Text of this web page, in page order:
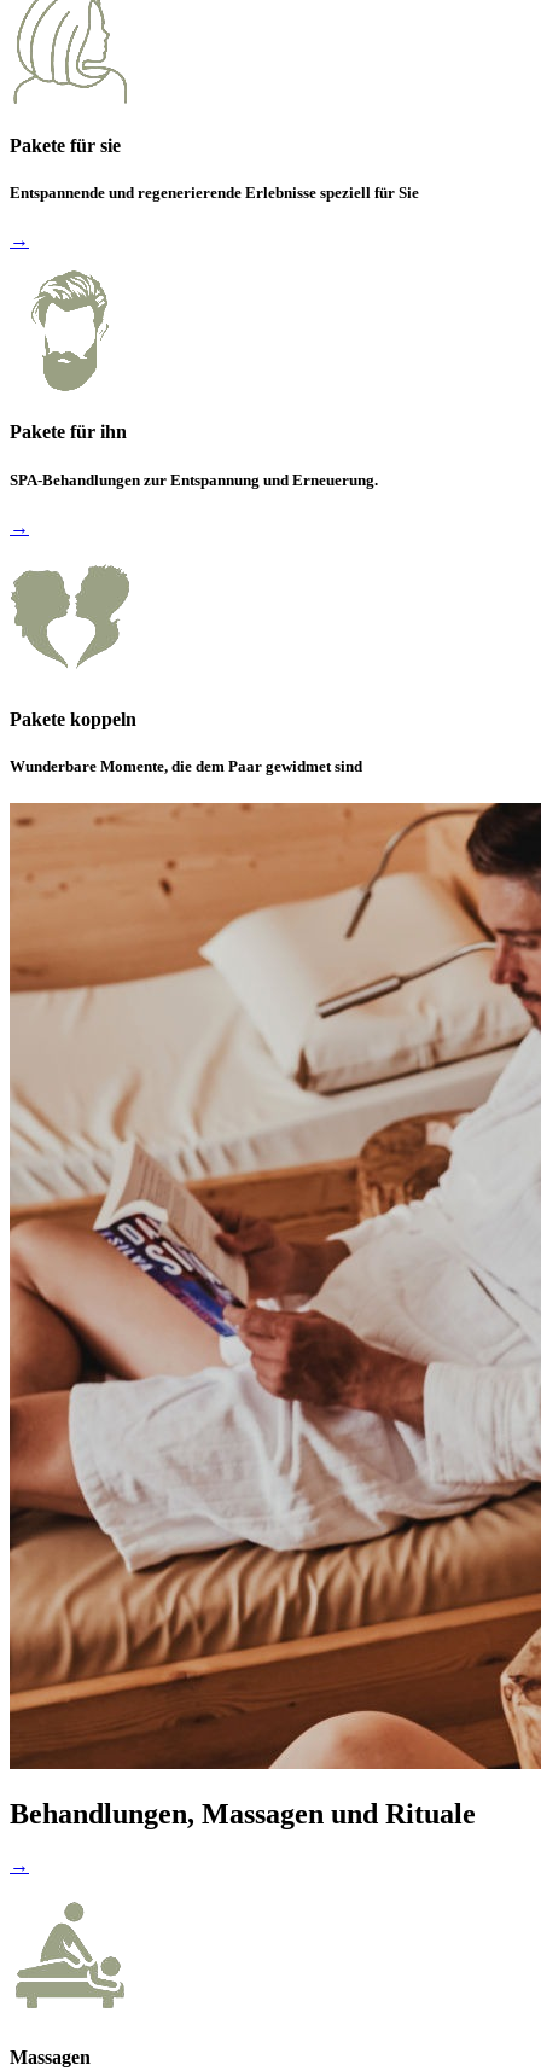
Pakete für sie
Entspannende und regenerierende Erlebnisse speziell für Sie
→
Pakete für ihn
SPA-Behandlungen zur Entspannung und Erneuerung.
→
Pakete koppeln
Wunderbare Momente, die dem Paar gewidmet sind
Behandlungen, Massagen und Rituale
→
Massagen